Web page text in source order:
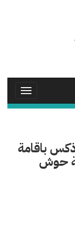
Toggle
باقامة
حوش